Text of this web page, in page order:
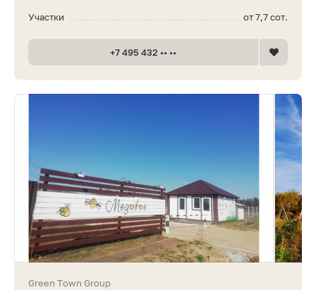
от 7,7 сот.
Участки
+7 495 432 •• ••
Green Town Group